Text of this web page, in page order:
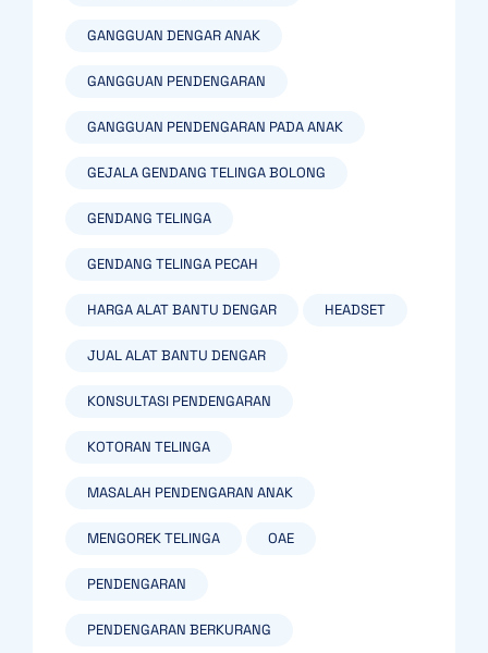
GANGGUAN DENGAR ANAK
GANGGUAN PENDENGARAN
GANGGUAN PENDENGARAN PADA ANAK
GEJALA GENDANG TELINGA BOLONG
GENDANG TELINGA
GENDANG TELINGA PECAH
HARGA ALAT BANTU DENGAR HEADSET
JUAL ALAT BANTU DENGAR
KONSULTASI PENDENGARAN
KOTORAN TELINGA
MASALAH PENDENGARAN ANAK
MENGOREK TELINGA OAE
PENDENGARAN
PENDENGARAN BERKURANG